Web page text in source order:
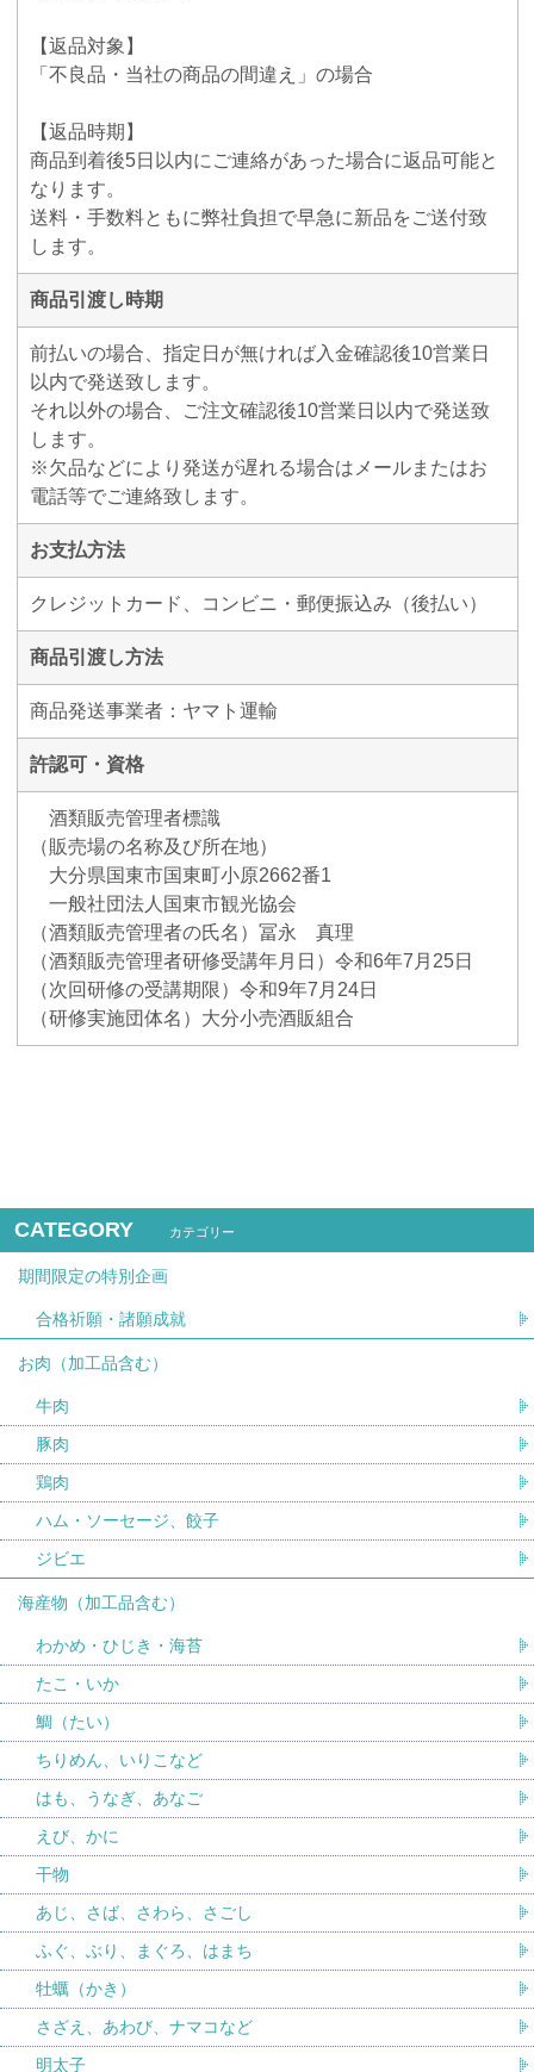
【返品対象】
「不良品・当社の商品の間違え」の場合
【返品時期】
商品到着後5日以内にご連絡があった場合に返品可能と
なります。
送料・手数料ともに弊社負担で早急に新品をご送付致
します。
商品引渡し時期
前払いの場合、指定日が無ければ入金確認後10営業日
以内で発送致します。
それ以外の場合、ご注文確認後10営業日以内で発送致
します。
※欠品などにより発送が遅れる場合はメールまたはお
電話等でご連絡致します。
お支払方法
クレジットカード、コンビニ・郵便振込み（後払い）
商品引渡し方法
商品発送事業者：ヤマト運輸
許認可・資格
酒類販売管理者標識
（販売場の名称及び所在地）
大分県国東市国東町小原2662番1
一般社団法人国東市観光協会
（酒類販売管理者の氏名）冨永 真理
（酒類販売管理者研修受講年月日）令和6年7月25日
（次回研修の受講期限）令和9年7月24日
（研修実施団体名）大分小売酒販組合
CATEGORY カテゴリー
期間限定の特別企画
合格祈願・諸願成就
お肉（加工品含む）
牛肉
豚肉
鶏肉
ハム・ソーセージ、餃子
ジビエ
海産物（加工品含む）
わかめ・ひじき・海苔
たこ・いか
鯛（たい）
ちりめん、いりこなど
はも、うなぎ、あなご
えび、かに
干物
あじ、さば、さわら、さごし
ふぐ、ぶり、まぐろ、はまち
牡蠣（かき）
さざえ、あわび、ナマコなど
明太子